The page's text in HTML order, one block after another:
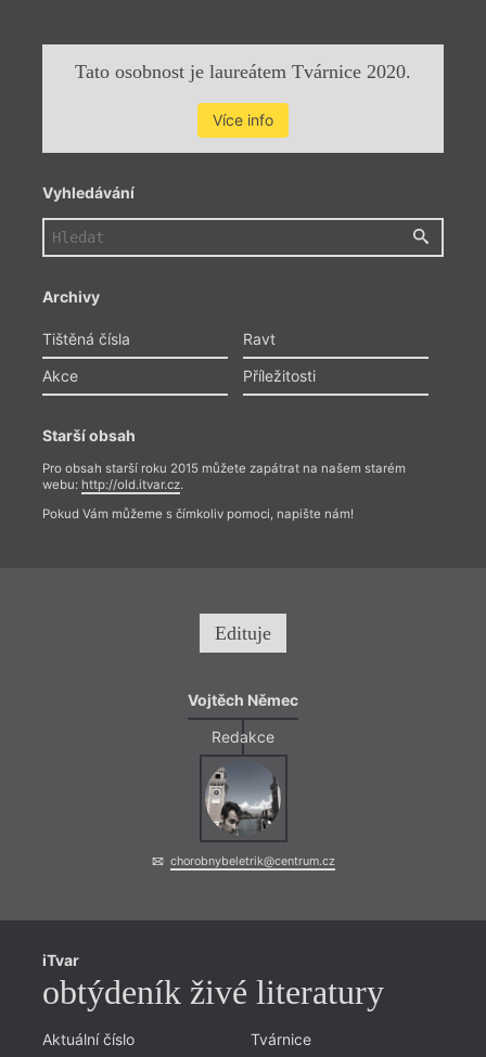
Tato osobnost je laureátem Tvárnice 2020.
Více info
Vyhledávání
Archivy
Tištěná čísla
Ravt
Akce
Příležitosti
Starší obsah
Pro obsah starší roku 2015 můžete zapátrat na našem starém
webu: http://old.itvar.cz.
Pokud Vám můžeme s čímkoliv pomoci, napište nám!
Edituje
Vojtěch Němec
Redakce
chorobnybeletrik@centrum.cz
iTvar
obtýdeník živé literatury
Aktuální číslo
Tvárnice